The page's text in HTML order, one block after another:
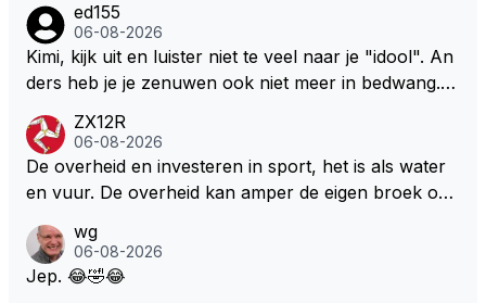
ed155
06-08-2026
Kimi, kijk uit en luister niet te veel naar je "idool". An
ders heb je je zenuwen ook niet meer in bedwang. Zi
Marquez/Jos ? Veel gezelliger
ZX12R
06-08-2026
De overheid en investeren in sport, het is als water
en vuur. De overheid kan amper de eigen broek oph
s. Je kunt de Staat het best vergelijken met de sherif
f van Nottinghem (Robin Hood) welk achter de bom
wg
06-08-2026
Jep. 😂🤣😂